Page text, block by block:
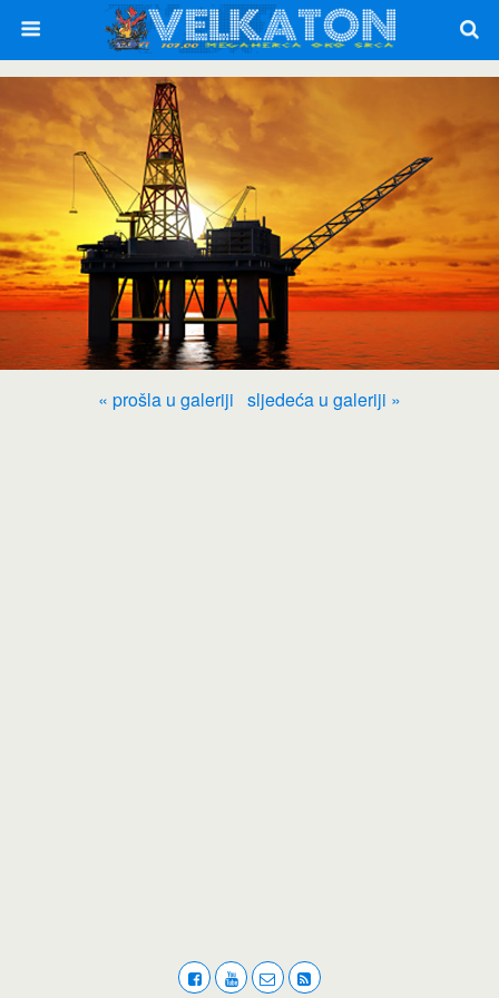
« prošla u galeriji sljedeća u galeriji »